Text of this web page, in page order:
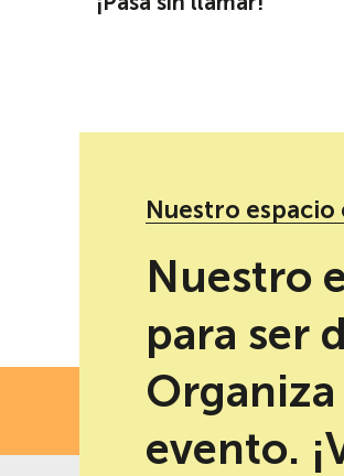
Nuestro espacio
Nuestro
para ser
evento.